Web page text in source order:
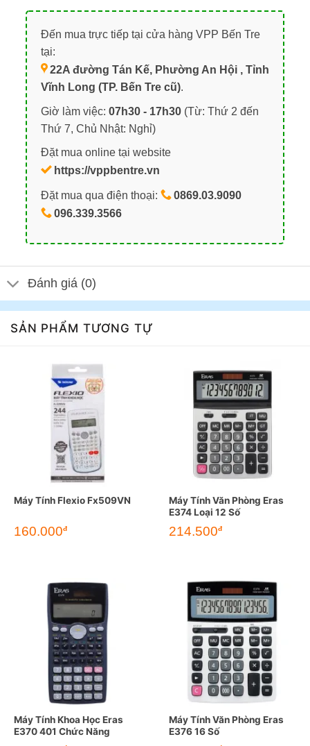
Đến mua trực tiếp tại cửa hàng VPP Bến Tre
tại:
22A đường Tán Kế, Phường An Hội , Tỉnh
Vĩnh Long (TP. Bến Tre cũ).
Giờ làm việc: 07h30 - 17h30(Từ: Thứ 2 đến
Thứ 7, Chủ Nhật: Nghỉ)
Đặt mua online tại website
https://vppbentre.vn
Đặt mua qua điện thoại:
0869.03.9090
096.339.3566
Đánh giá (0)
SẢN PHẨM TƯƠNG TỰ
Máy Tính Flexio Fx509VN
160.000đ
Máy Tính Văn Phòng Eras
E374 Loại 12 Số
214.500đ
Máy Tính Khoa Học Eras
E370 401 Chức Năng
Máy Tính Văn Phòng Eras
E376 16 Số